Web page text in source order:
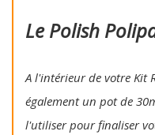
Le Polish
A l'intérieur de votre Kit
également un pot de
l'utiliser pour finaliser